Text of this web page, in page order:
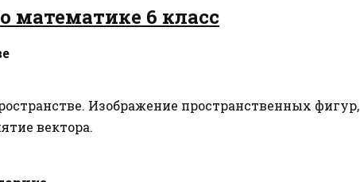
математике 6 класс
Изображение пространственных фигур,
вектора.